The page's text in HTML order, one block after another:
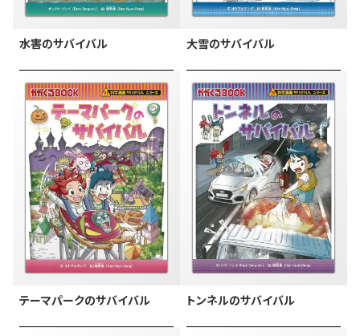
水害のサバイバル 大雪のサバイバル
テーマパークのサバイバル トンネルのサバイバル